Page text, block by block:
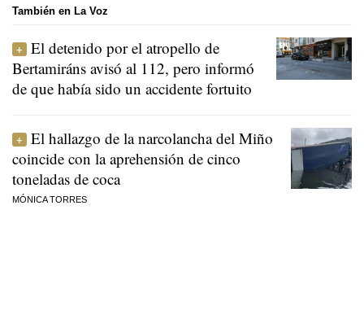
También en La Voz
El detenido por el atropello de
Bertamiráns avisó al 112, pero informó
de que había sido un accidente fortuito
El hallazgo de la narcolancha del Miño
coincide con la aprehensión de cinco
toneladas de coca
MÓNICA TORRES